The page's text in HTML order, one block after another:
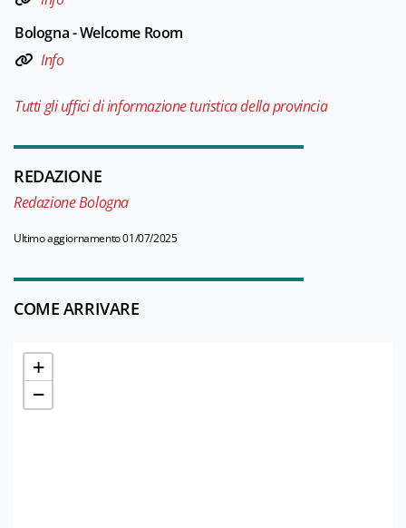
Bologna - Welcome Room
Info
Tutti gli uffici di informazione turistica della provincia
REDAZIONE
Redazione Bologna
Ultimo aggiornamento 01/07/2025
COME ARRIVARE
+
−